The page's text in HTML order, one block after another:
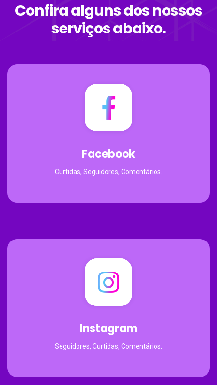
Confira alguns dos nossos
serviços abaixo.
Facebook
Curtidas, Seguidores, Comentários.
Instagram
Seguidores, Curtidas, Comentários.